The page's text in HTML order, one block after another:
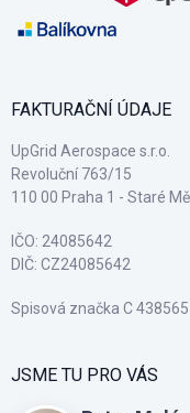
FAKTURAČNÍ ÚDAJE
UpGrid Aerospace s.r.o.
Revoluční 763/15
110 00 Praha 1 - Staré
IČO: 24085642
DIČ: CZ24085642
Spisová značka C
JSME TU PRO VÁS